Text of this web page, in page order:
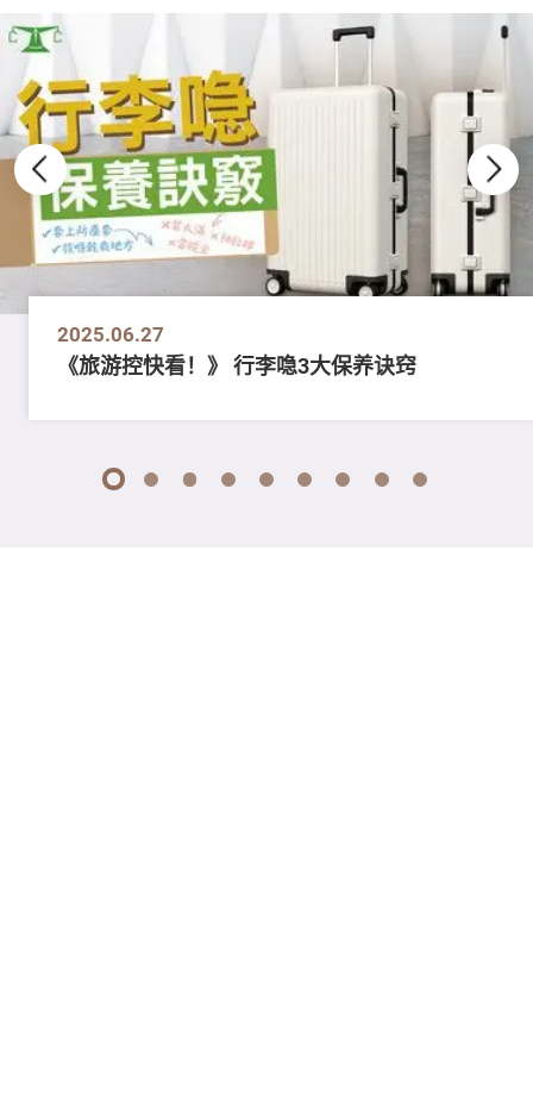
2025.06.27
《旅游控快看！》 行李喼3大保养诀窍
1 2 3 4 5 6 7 8 9